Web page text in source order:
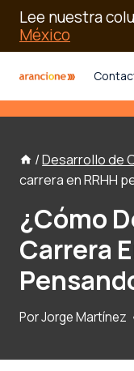
Lee nuestra
México
contenido
/Desarrollo de
carrera en RRHH
¿Cómo
Carrera
PorJorge Martínez